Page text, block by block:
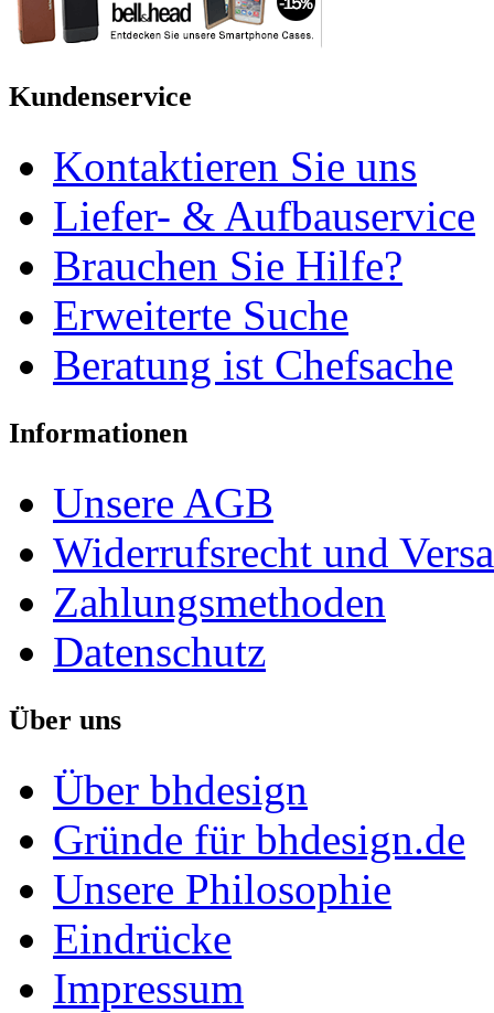
Kundenservice
Kontaktieren Sie uns
Liefer- & Aufbauservice
Brauchen Sie Hilfe?
Erweiterte Suche
Beratung ist Chefsache
Informationen
Unsere AGB
Widerrufsrecht und
Zahlungsmethoden
Datenschutz
Über uns
Über bhdesign
Gründe für bhdesign.de
Unsere Philosophie
Eindrücke
Impressum